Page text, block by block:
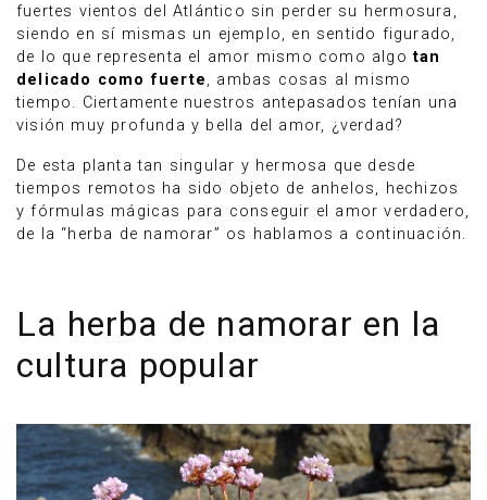
fuertes vientos del Atlántico sin perder su hermosura,
siendo en sí mismas un ejemplo, en sentido figurado,
de lo que representa el amor mismo como algotan
delicado como fuerte, ambas cosas al mismo
tiempo. Ciertamente nuestros antepasados tenían una
visión muy profunda y bella del amor, ¿verdad?
De esta planta tan singular y hermosa que desde
tiempos remotos ha sido objeto de anhelos, hechizos
y fórmulas mágicas para conseguir el amor verdadero,
de la “herba de namorar” os hablamos a continuación.
La herba de namorar en la
cultura popular